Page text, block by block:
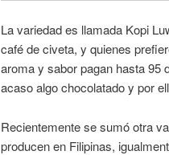
La variedad es llamada Kopi
café de civeta, y quienes
aroma y sabor pagan hasta 95
acaso algo chocolatado y por
Recientemente se sumó otra
producen en Filipinas,